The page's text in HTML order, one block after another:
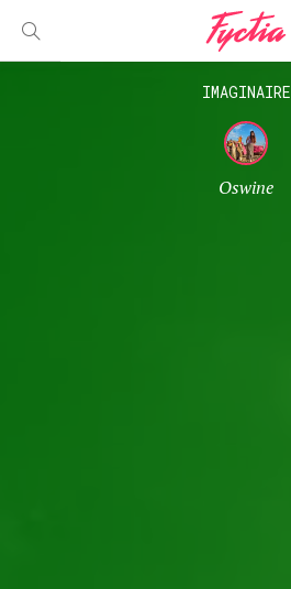
IMAGINAIRE
Oswine